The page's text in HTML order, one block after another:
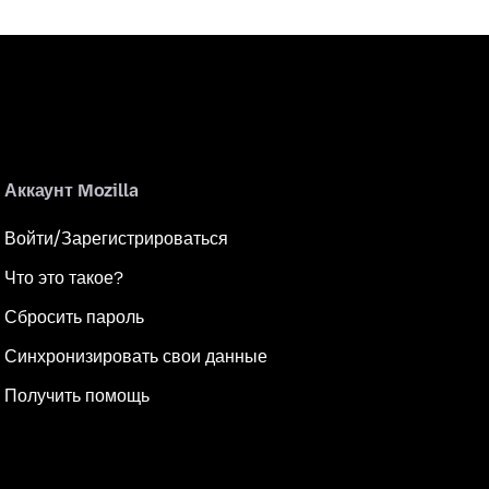
Аккаунт Mozilla
Войти/Зарегистрироваться
Что это такое?
Сбросить пароль
Синхронизировать свои данные
Получить помощь